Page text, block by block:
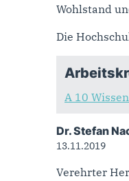
Wohlstand
Die
A 10
Dr. Stefan
13.11.2019
Verehrter